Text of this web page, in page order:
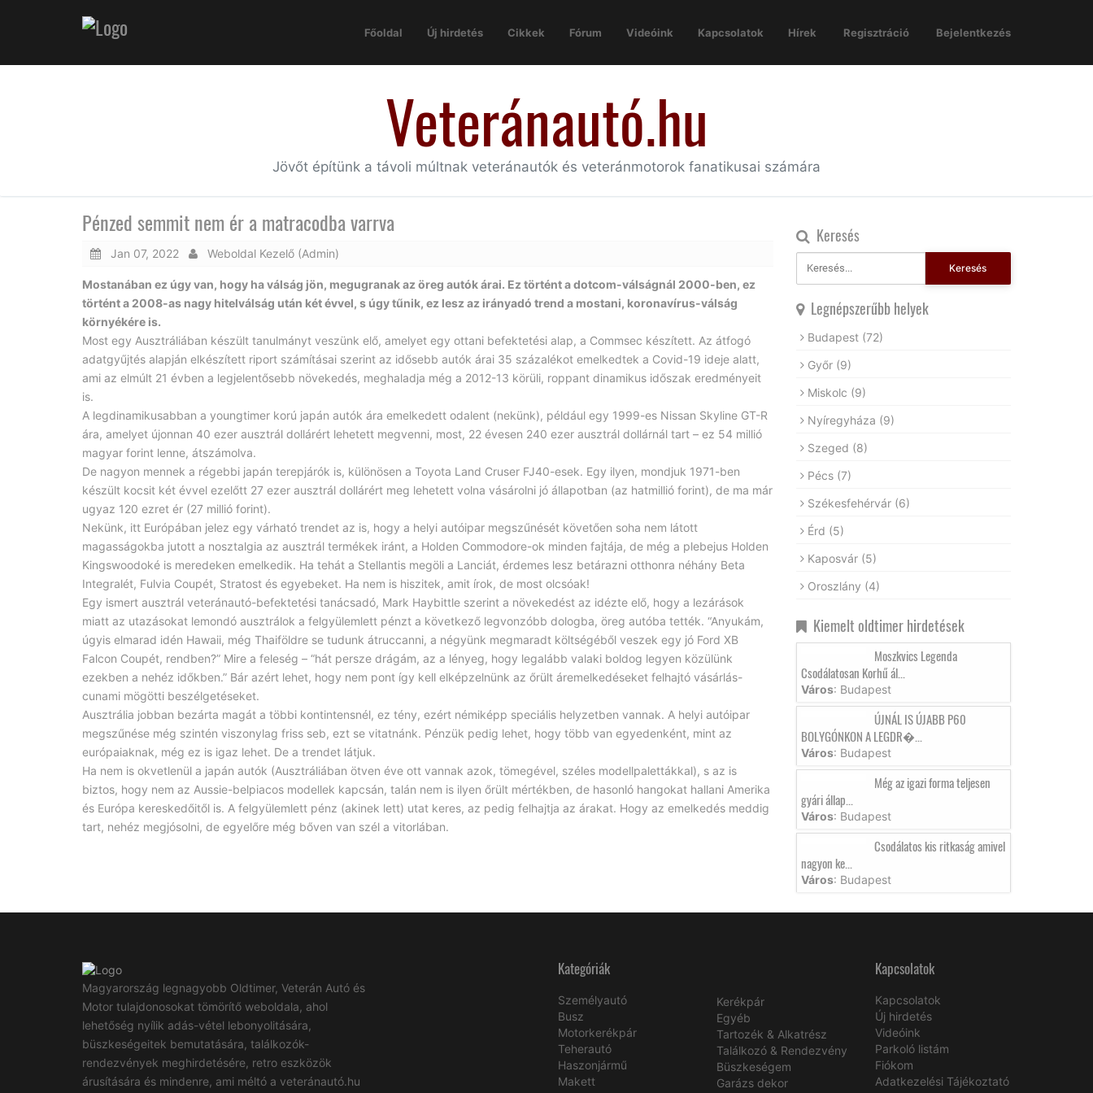
Főoldal Új hirdetés Cikkek Fórum Videóink Kapcsolatok Hírek Regisztráció Bejelentkezés
Veteránautó.hu
Jövőt építünk a távoli múltnak veteránautók és veteránmotorok fanatikusai számára
Pénzed semmit nem ér a matracodba varrva
Jan 07, 2022 Weboldal Kezelő (Admin)
Mostanában ez úgy van, hogy ha válság jön, megugranak az öreg autók árai. Ez történt a dotcom-válságnál 2000-ben, ez
történt a 2008-as nagy hitelválság után két évvel, s úgy tűnik, ez lesz az irányadó trend a mostani, koronavírus-válság
környékére is.
Most egy Ausztráliában készült tanulmányt veszünk elő, amelyet egy ottani befektetési alap, a Commsec készített. Az átfogó
adatgyűjtés alapján elkészített riport számításai szerint az idősebb autók árai 35 százalékot emelkedtek a Covid-19 ideje alatt,
ami az elmúlt 21 évben a legjelentősebb növekedés, meghaladja még a 2012-13 körüli, roppant dinamikus időszak eredményeit
is.
A legdinamikusabban a youngtimer korú japán autók ára emelkedett odalent (nekünk), például egy 1999-es Nissan Skyline GT-R
ára, amelyet újonnan 40 ezer ausztrál dollárért lehetett megvenni, most, 22 évesen 240 ezer ausztrál dollárnál tart – ez 54 millió
magyar forint lenne, átszámolva.
De nagyon mennek a régebbi japán terepjárók is, különösen a Toyota Land Cruser FJ40-esek. Egy ilyen, mondjuk 1971-ben
készült kocsit két évvel ezelőtt 27 ezer ausztrál dollárért meg lehetett volna vásárolni jó állapotban (az hatmillió forint), de ma már
ugyaz 120 ezret ér (27 millió forint).
Nekünk, itt Európában jelez egy várható trendet az is, hogy a helyi autóipar megszűnését követően soha nem látott
magasságokba jutott a nosztalgia az ausztrál termékek iránt, a Holden Commodore-ok minden fajtája, de még a plebejus Holden
Kingswoodoké is meredeken emelkedik. Ha tehát a Stellantis megöli a Lanciát, érdemes lesz betárazni otthonra néhány Beta
Integralét, Fulvia Coupét, Stratost és egyebeket. Ha nem is hiszitek, amit írok, de most olcsóak!
Egy ismert ausztrál veteránautó-befektetési tanácsadó, Mark Haybittle szerint a növekedést az idézte elő, hogy a lezárások
miatt az utazásokat lemondó ausztrálok a felgyülemlett pénzt a következő legvonzóbb dologba, öreg autóba tették. “Anyukám,
úgyis elmarad idén Hawaii, még Thaiföldre se tudunk átruccanni, a négyünk megmaradt költségéből veszek egy jó Ford XB
Falcon Coupét, rendben?” Mire a feleség – “hát persze drágám, az a lényeg, hogy legalább valaki boldog legyen közülünk
ezekben a nehéz időkben.” Bár azért lehet, hogy nem pont így kell elképzelnünk az őrült áremelkedéseket felhajtó vásárlás-
cunami mögötti beszélgetéseket.
Ausztrália jobban bezárta magát a többi kontintensnél, ez tény, ezért némiképp speciális helyzetben vannak. A helyi autóipar
megszűnése még szintén viszonylag friss seb, ezt se vitatnánk. Pénzük pedig lehet, hogy több van egyedenként, mint az
európaiaknak, még ez is igaz lehet. De a trendet látjuk.
Ha nem is okvetlenül a japán autók (Ausztráliában ötven éve ott vannak azok, tömegével, széles modellpalettákkal), s az is
biztos, hogy nem az Aussie-belpiacos modellek kapcsán, talán nem is ilyen őrült mértékben, de hasonló hangokat hallani Amerika
és Európa kereskedőitől is. A felgyülemlett pénz (akinek lett) utat keres, az pedig felhajtja az árakat. Hogy az emelkedés meddig
tart, nehéz megjósolni, de egyelőre még bőven van szél a vitorlában.
Keresés
Keresés
Legnépszerűbb helyek
Budapest (72)
Győr (9)
Miskolc (9)
Nyíregyháza (9)
Szeged (8)
Pécs (7)
Székesfehérvár (6)
Érd (5)
Kaposvár (5)
Oroszlány (4)
Kiemelt oldtimer hirdetések
Moszkvics Legenda
Csodálatosan Korhű ál...
Város: Budapest
ÚJNÁL IS ÚJABB P60
BOLYGÓNKON A LEGDR�...
Város: Budapest
Még az igazi forma teljesen
gyári állap...
Város: Budapest
Csodálatos kis ritkaság amivel
nagyon ke...
Város: Budapest
Magyarország legnagyobb Oldtimer, Veterán Autó és
Motor tulajdonosokat tömörítő weboldala, ahol
lehetőség nyílik adás-vétel lebonyolitására,
büszkeségeitek bemutatására, találkozók-
rendezvények meghirdetésére, retro eszközök
árusítására és mindenre, ami méltó a veteránautó.hu
Kategóriák
Személyautó
Busz
Motorkerékpár
Teherautó
Haszonjármű
Makett
Kerékpár
Egyéb
Tartozék & Alkatrész
Találkozó & Rendezvény
Büszkeségem
Garázs dekor
Kapcsolatok
Kapcsolatok
Új hirdetés
Videóink
Parkoló listám
Fiókom
Adatkezelési Tájékoztató